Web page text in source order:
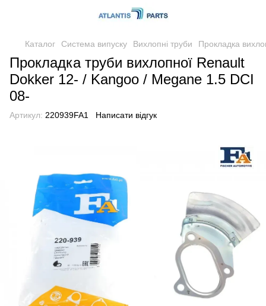
Каталог Система випуску Вихлопні труби Прокладка
Прокладка труби вихлопної Renault
Dokker 12- / Kangoo / Megane 1.5 DCI
08-
Артикул: 220939FA1 Написати відгук